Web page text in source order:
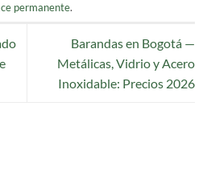
permanente.
Barandas en Bogotá —
Metálicas, Vidrio y Acero
Inoxidable: Precios 2026